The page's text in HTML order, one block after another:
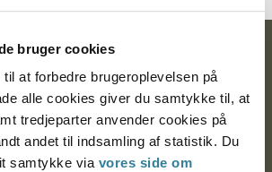
bruger cookies
at forbedre brugeroplevelsen på
alle cookies giver du samtykke til, at
tredjeparter anvender cookies på
andet til indsamling af statistik. Du
samtykke via vores side om